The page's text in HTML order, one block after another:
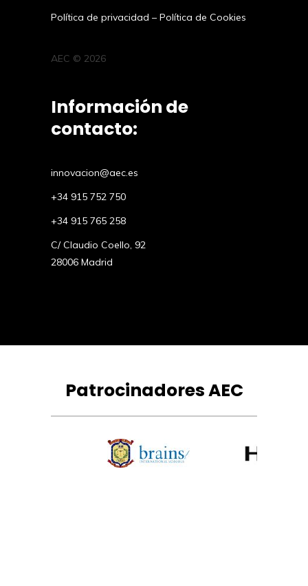
Política de privacidad – Política de Cookies
AEC © 2026
Información de
contacto:
innovacion@aec.es
+34 915 752 750
+34 915 765 258
C/ Claudio Coello, 92
28006 Madrid
Patrocinadores AEC